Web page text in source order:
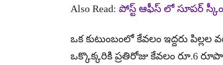
Also Read: పోస్ట్ ఆఫీస్ లో సూపర్
ఒక కుటుంబంలో కేవలం ఇద్దరు
ఒక్కొక్కరికి ప్రతిరోజు కేవలం రూ.6